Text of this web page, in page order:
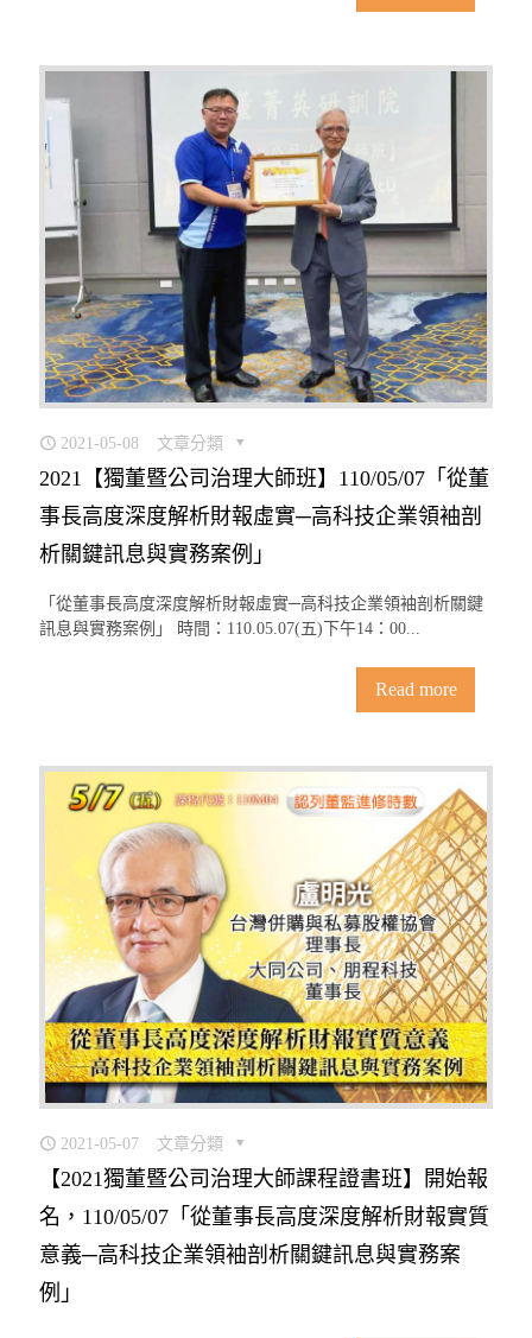
2021-05-08 文章分類
2021【獨董暨公司治理大師班】110/05/07「從董
事長高度深度解析財報虛實─高科技企業領袖剖
析關鍵訊息與實務案例」
「從董事長高度深度解析財報虛實─高科技企業領袖剖析關鍵
訊息與實務案例」 時間：110.05.07(五)下午14：00...
Read more
2021-05-07 文章分類
【2021獨董暨公司治理大師課程證書班】開始報
名，110/05/07「從董事長高度深度解析財報實質
意義─高科技企業領袖剖析關鍵訊息與實務案
例」